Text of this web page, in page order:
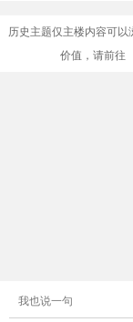
历史主题仅主楼内容可
价值，请前往